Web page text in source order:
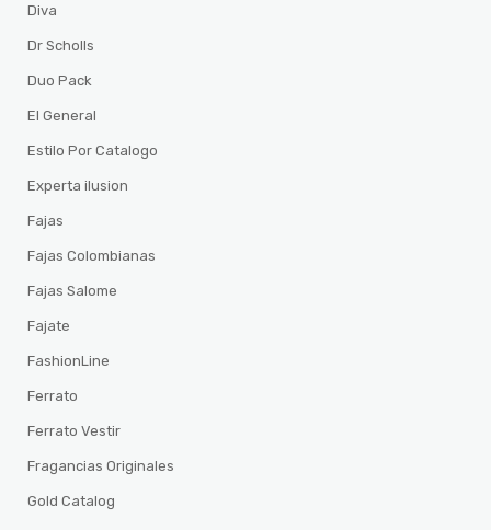
Diva
Dr Scholls
Duo Pack
El General
Estilo Por Catalogo
Experta ilusion
Fajas
Fajas Colombianas
Fajas Salome
Fajate
FashionLine
Ferrato
Ferrato Vestir
Fragancias Originales
Gold Catalog